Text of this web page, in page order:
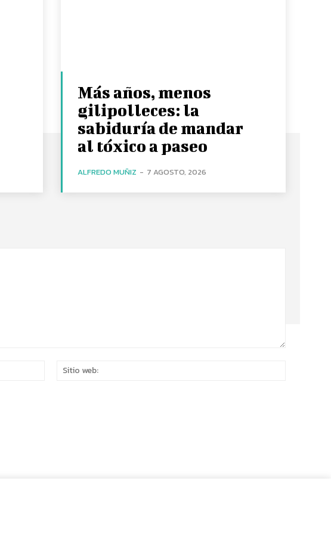
Más años, menos
gilipolleces: la
sabiduría de mandar
al tóxico a paseo
ALFREDO MUÑIZ - 7 AGOSTO, 2026
Correo